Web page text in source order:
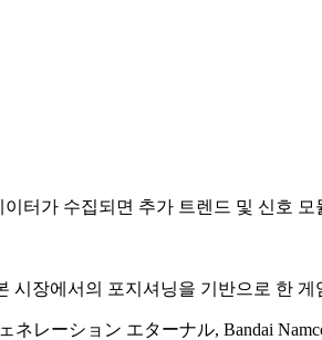
터가 수집되면 추가 트렌드 및 신호 모
시장에서의 포지셔닝을 기반으로 한 게
レーション エターナル, Bandai